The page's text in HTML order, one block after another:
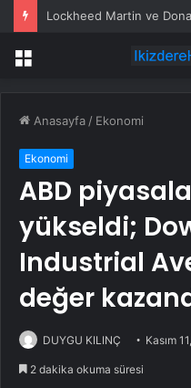
Menü
Anasayfa / Ekonomi
Ekonomi
ABD
yükseldi;
Industrial
değer
DUYGU KILINÇ Kasım
2 dakika okuma süresi